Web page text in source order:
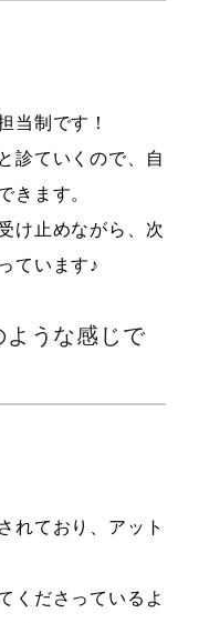
当制です！
診ていくので、自
きます。
け止めながら、次
ています♪
ような感じで
れており、アット
くださっているよ